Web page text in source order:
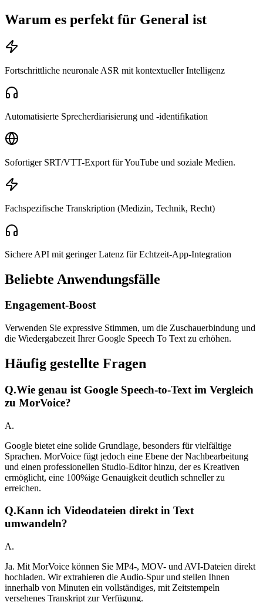
Warum es perfekt für General ist
Fortschrittliche neuronale ASR mit kontextueller Intelligenz
Automatisierte Sprecherdiarisierung und -identifikation
Sofortiger SRT/VTT-Export für YouTube und soziale Medien.
Fachspezifische Transkription (Medizin, Technik, Recht)
Sichere API mit geringer Latenz für Echtzeit-App-Integration
Beliebte Anwendungsfälle
Engagement-Boost
Verwenden Sie expressive Stimmen, um die Zuschauerbindung und
die Wiedergabezeit Ihrer Google Speech To Text zu erhöhen.
Häufig gestellte Fragen
Q.Wie genau ist Google Speech-to-Text im Vergleich
zu MorVoice?
A.
Google bietet eine solide Grundlage, besonders für vielfältige
Sprachen. MorVoice fügt jedoch eine Ebene der Nachbearbeitung
und einen professionellen Studio-Editor hinzu, der es Kreativen
ermöglicht, eine 100%ige Genauigkeit deutlich schneller zu
erreichen.
Q.Kann ich Videodateien direkt in Text
umwandeln?
A.
Ja. Mit MorVoice können Sie MP4-, MOV- und AVI-Dateien direkt
hochladen. Wir extrahieren die Audio-Spur und stellen Ihnen
innerhalb von Minuten ein vollständiges, mit Zeitstempeln
versehenes Transkript zur Verfügung.